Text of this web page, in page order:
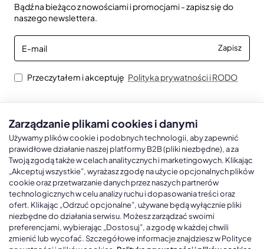
Bądź na bieżąco z nowościami i promocjami - zapisz się do
naszego newslettera.
E-
mail
Zapisz
Przeczytałem i akceptuję Polityka prywatności i RODO
Kalendarze książkowe
Kalendarze książkowe A5
Kalendarze książkowe A4
Kalendarze książkowe B5
Kalendarze książkowe A6 i B6
Kalendarze książkowe z własną oprawą
Kalendarze Ścienne
Kalendarze trójdzielne
Kalendarze jednodzielne
Kalendarze czterodzielne
Kalendarze Wieloplanszowe
Kalendarze Wielopanszowe, Plakatowe
Zarządzanie plikami cookies i danymi
Używamy plików cookie i podobnych technologii, aby zapewnić
prawidłowe działanie naszej platformy B2B (pliki niezbędne), a za
Twoją zgodą także w celach analitycznych i marketingowych. Klikając
„Akceptuj wszystkie”, wyrażasz zgodę na użycie opcjonalnych plików
cookie oraz przetwarzanie danych przez naszych partnerów
technologicznych w celu analizy ruchu i dopasowania treści oraz
ofert. Klikając „Odrzuć opcjonalne”, używane będą wyłącznie pliki
niezbędne do działania serwisu. Możesz zarządzać swoimi
preferencjami, wybierając „Dostosuj”, a zgodę w każdej chwili
zmienić lub wycofać. Szczegółowe informacje znajdziesz w Polityce